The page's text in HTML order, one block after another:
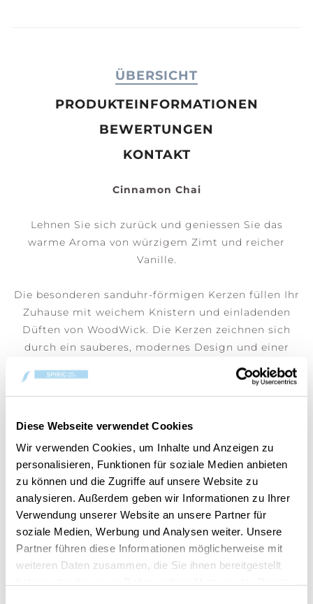
Diese Webseite verwendet Cookies
Wir verwenden Cookies, um Inhalte und Anzeigen zu
personalisieren, Funktionen für soziale Medien anbieten
zu können und die Zugriffe auf unsere Website zu
analysieren. Außerdem geben wir Informationen zu Ihrer
Verwendung unserer Website an unsere Partner für
soziale Medien, Werbung und Analysen weiter. Unsere
Partner führen diese Informationen möglicherweise mit
weiteren Daten zusammen, die Sie ihnen bereitgestellt
ÜBERSICHT
PRODUKTEINFORMATIONEN
BEWERTUNGEN
KONTAKT
Cinnamon Chai
Lehnen Sie sich zurück und geniessen Sie das
warme Aroma von würzigem Zimt und reicher
Vanille.
Die besonderen sanduhr-förmigen Kerzen füllen Ihr
Zuhause mit weichem Knistern und einladenden
Düften von WoodWick. Die Kerzen zeichnen sich
durch ein sauberes, modernes Design und einer
BENUTZER, DIE DIESEN ARTIKEL
GEKAUFT HABEN, HABEN AUCH
GEKAUFT